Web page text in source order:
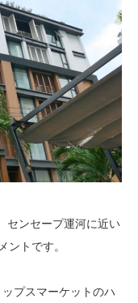
センセープ運河に近い
ントです。
プスマーケットのハ